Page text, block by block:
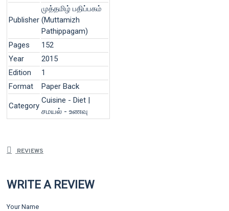
Publisher
முத்தமிழ் பதிப்பகம்
(Muttamizh
Pathippagam)
Pages
152
Year
2015
Edition
1
Format
Paper Back
Category
Cuisine - Diet |
சமயல் - உணவு
REVIEWS
WRITE A REVIEW
Your Name